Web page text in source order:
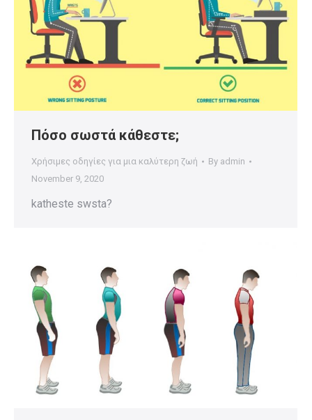
Πόσο σωστά κάθεστε;
Χρήσιμες οδηγίες για μια καλύτερη ζωή By admin
November 9, 2020
katheste swsta?